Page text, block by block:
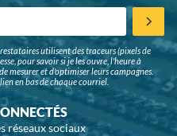
utilisent des traceurs (pixels de
pour savoir si je les ouvre, l'heure à
mesurer et d'optimiser leurs campagnes.
en bas de chaque courriel.
réseaux sociaux